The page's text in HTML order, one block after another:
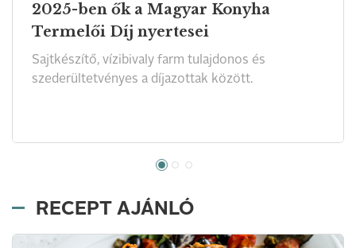
2025-ben ők a Magyar Konyha
Termelői Díj nyertesei
Sajtkészítő, vízibivaly farm tulajdonos és
szederültetvényes a díjazottak között.
RECEPT AJÁNLÓ